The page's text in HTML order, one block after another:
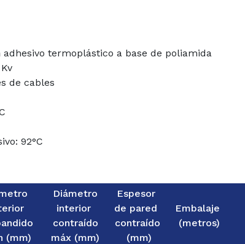
termoplástico a base de poliamida
de cables
92°C
(mm)
Diámetro
interior
contraído
máx (mm)
Espesor
de pared
contraído
(mm)
Embalaje
(metros)